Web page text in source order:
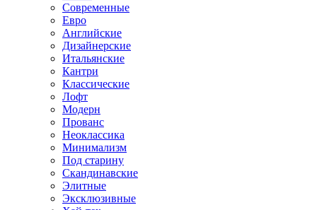
Современные
Евро
Английские
Дизайнерские
Итальянские
Кантри
Классические
Лофт
Модерн
Прованс
Неоклассика
Минимализм
Под старину
Скандинавские
Элитные
Эксклюзивные